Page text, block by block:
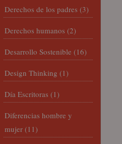
Derechos de los padres (3)
Derechos humanos (2)
Desarrollo Sostenible (16)
Design Thinking (1)
Día Escritoras (1)
Diferencias hombre y
mujer (11)